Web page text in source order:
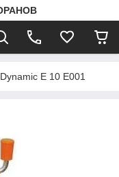
E 10 E001